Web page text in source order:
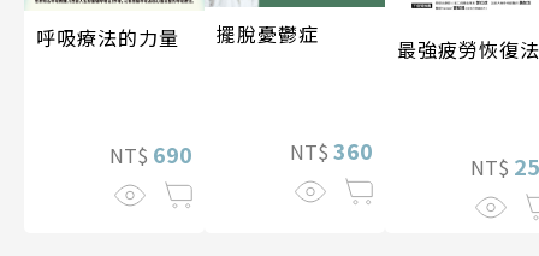
呼吸療法的力量
NT$ 690
擺脫憂鬱症
NT$ 360
最強疲勞恢復法
NT$